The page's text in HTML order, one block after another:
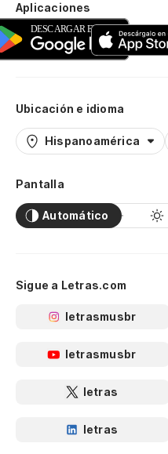
Aplicaciones
Ubicación e idioma
Hispanoamérica
Pantalla
Automático
Sigue a Letras.com
letrasmusbr
letrasmusbr
letras
letras